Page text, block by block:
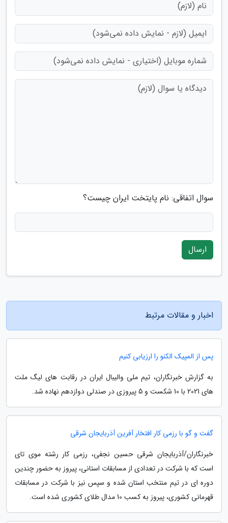
سوال اتفاقی: نام پایتخت ایران چیست؟
ارسال
اخبار و مقالات مرتبط
پس از المپیک الکنو را ارزیابی کنیم
به گزارش خبرنگاران، تیم ملی والیبال ایران در رقابت های لیگ ملت
های 2021 با 10 شکست و 5 پیروزی در صندلی دوازدهم نهاده شد.
گفت و گو با رزمی کار افتخار آفرین آذربایجان شرقی
خبرنگاران/آذربایجان شرقی حسین نجفی، رزمی کار رشته موی تای
است که با شرکت در تعدادی از مسابقات استانی، پیروز به حضور چندین
دوره ای در تیم منتخب استان شده و سپس نیز با شرکت در مسابقات
قهرمانی کشوری، پیروز به کسب 10 مدال طلای کشوری شده است.